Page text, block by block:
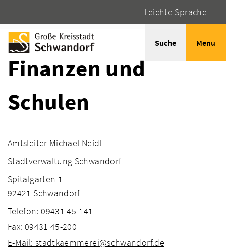
Leichte Sprache
Suche Menu
Finanzen und
Schulen
Amtsleiter Michael Neidl
Stadtverwaltung Schwandorf
Spitalgarten 1
92421 Schwandorf
Telefon: 09431 45-141
Fax: 09431 45-200
E-Mail: stadtkaemmerei@schwandorf.de